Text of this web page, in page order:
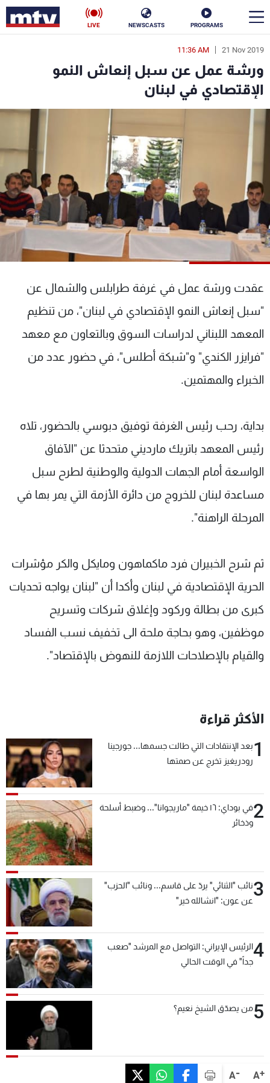
PROGRAMS
NEWSCASTS
LIVE
A+
A-
21 Nov 2019
11:36 AM
ورشة عمل عن سبل إنعاش النمو
الإقتصادي في لبنان
عقدت ورشة عمل في غرفة طرابلس والشمال عن
"سبل إنعاش النمو الإقتصادي في لبنان"، من تنظيم
المعهد اللبناني لدراسات السوق وبالتعاون مع معهد
"فرايزر الكندي" و"شبكة أطلس"، في حضور عدد من
الخبراء والمهتمين.
بداية، رحب رئيس الغرفة توفيق دبوسي بالحضور، تلاه
رئيس المعهد باتريك مارديني متحدثا عن "الآفاق
الواسعة أمام الجهات الدولية والوطنية لطرح سبل
مساعدة لبنان للخروج من دائرة الأزمة التي يمر بها في
المرحلة الراهنة".
ثم شرح الخبيران فرد ماكماهون ومايكل والكر مؤشرات
الحرية الإقتصادية في لبنان وأكدا أن "لبنان يواجه تحديات
كبرى من بطالة وركود وإغلاق شركات وتسريح
موظفين، وهو بحاجة ملحة الى تخفيف نسب الفساد
والقيام بالإصلاحات اللازمة للنهوض بالإقتصاد".
الأكثر قراءة
1بعد الإنتقادات التي طالت جسمها... جورجينا
رودريغيز تخرج عن صمتها
2
في بوداي: ١٦ خيمة "ماريجوانا"... وضبط أسلحة
وذخائر
3نائب "الثنائي" يردّ على قاسم... ونائب "الحزب"
عن عون: "انشالله خير"
4الرئيس الإيراني: التواصل مع المرشد "صعب
جداً" في الوقت الحالي
5من يصدّق الشيخ نعيم؟
en
الأخبار
سياسة ناس
إقتصاد فن
منوعات رياضة
كأس العالم
البرامج
جدول البرامج
شاهد البرامج
عن MTV
الإنـتـاج
لاعلاناتكم
وظائف
تواصل معنا
شروط الإسـتخدام